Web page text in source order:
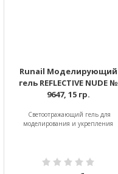
Runail Моделирующий
гель REFLECTIVE NUDE №
9647, 15 гр.
Светоотражающий гель для
моделирования и укрепления